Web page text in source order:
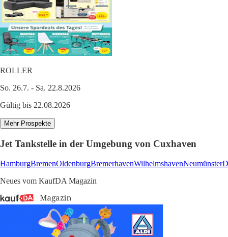
ROLLER
So. 26.7. - Sa. 22.8.2026
Gültig bis 22.08.2026
Mehr Prospekte
Jet Tankstelle in der Umgebung von Cuxhaven
HamburgBremenOldenburgBremerhavenWilhelmshavenNeumünster
Neues vom KaufDA Magazin